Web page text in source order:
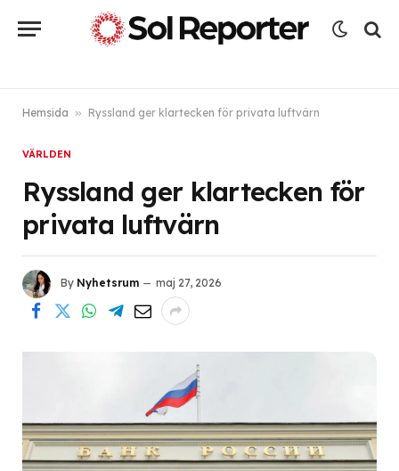
Hemsida » Ryssland ger klartecken för privata luftvärn
VÄRLDEN
Ryssland ger klartecken för
privata luftvärn
By Nyhetsrum maj 27, 2026